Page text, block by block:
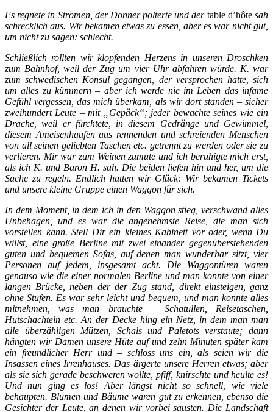
Es regnete in Strömen, der Donner polterte und der table d’hôtesah
schrecklich aus. Wir bekamen etwas zu essen, aber es war nicht gut,
um nicht zu sagen: schlecht.
Schließlich rollten wir klopfenden Herzens in unseren Droschken
zum Bahnhof, weil der Zug um vier Uhr abfahren würde. K. war
zum schwedischen Konsul gegangen, der versprochen hatte, sich
um alles zu kümmern – aber ich werde nie im Leben das infame
Gefühl vergessen, das mich überkam, als wir dort standen – sicher
zweihundert Leute – mit „Gepäck“; jeder bewachte seines wie ein
Drache, weil er fürchtete, in diesem Gedränge und Gewimmel,
diesem Ameisenhaufen aus rennenden und schreienden Menschen
von all seinen geliebten Taschen etc. getrennt zu werden oder sie zu
verlieren. Mir war zum Weinen zumute und ich beruhigte mich erst,
als ich K. und Baron H. sah. Die beiden liefen hin und her, um die
Sache zu regeln. Endlich hatten wir Glück: Wir bekamen Tickets
und unsere kleine Gruppe einen Waggon für sich.
In dem Moment, in dem ich in den Waggon stieg, verschwand alles
Unbehagen, und es war die angenehmste Reise, die man sich
vorstellen kann. Stell Dir ein kleines Kabinett vor oder, wenn Du
willst, eine große Berline mit zwei einander gegenüberstehenden
guten und bequemen Sofas, auf denen man wunderbar sitzt, vier
Personen auf jedem, insgesamt acht. Die Waggontüren waren
genauso wie die einer normalen Berline und man konnte von einer
langen Brücke, neben der der Zug stand, direkt einsteigen, ganz
ohne Stufen. Es war sehr leicht und bequem, und man konnte alles
mitnehmen, was man brauchte – Schatullen, Reisetaschen,
Hutschachteln etc. An der Decke hing ein Netz, in dem man man
alle überzähligen Mützen, Schals und Paletots verstaute; dann
hängten wir Damen unsere Hüte auf und zehn Minuten später kam
ein freundlicher Herr und – schloss uns ein, als seien wir die
Insassen eines Irrenhauses. Das ärgerte unsere Herren etwas; aber
als sie sich gerade beschweren wollte, pfiff, knirschte und heulte es!
Und nun ging es los! Aber längst nicht so schnell, wie viele
behaupten. Blumen und Bäume waren gut zu erkennen, ebenso die
Gesichter der Leute, an denen wir vorbei sausten. Die Landschaft